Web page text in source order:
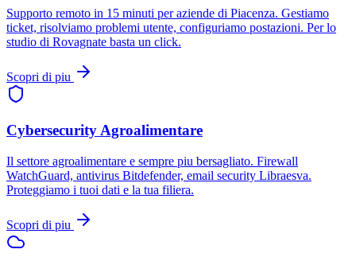
Supporto remoto in 15 minuti per aziende di Piacenza. Gestiamo
ticket, risolviamo problemi utente, configuriamo postazioni. Per lo
studio di Rovagnate basta un click.
Scopri di piu
Cybersecurity Agroalimentare
Il settore agroalimentare e sempre piu bersagliato. Firewall
WatchGuard, antivirus Bitdefender, email security Libraesva.
Proteggiamo i tuoi dati e la tua filiera.
Scopri di piu